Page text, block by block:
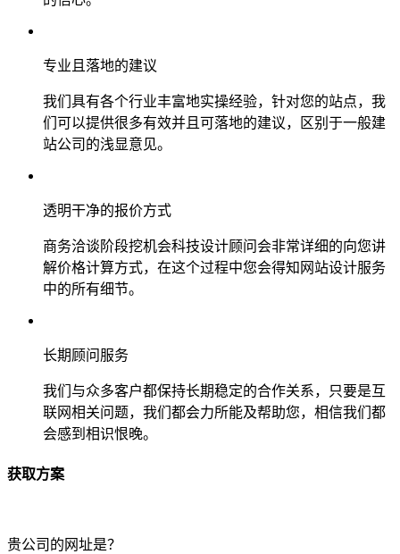
专业且落地的建议
我们具有各个行业丰富地实操经验，针对您的站点，我
们可以提供很多有效并且可落地的建议，区别于一般建
站公司的浅显意见。
透明干净的报价方式
商务洽谈阶段挖机会科技设计顾问会非常详细的向您讲
解价格计算方式，在这个过程中您会得知网站设计服务
中的所有细节。
长期顾问服务
我们与众多客户都保持长期稳定的合作关系，只要是互
联网相关问题，我们都会力所能及帮助您，相信我们都
会感到相识恨晚。
获取方案
贵公司的网址是？